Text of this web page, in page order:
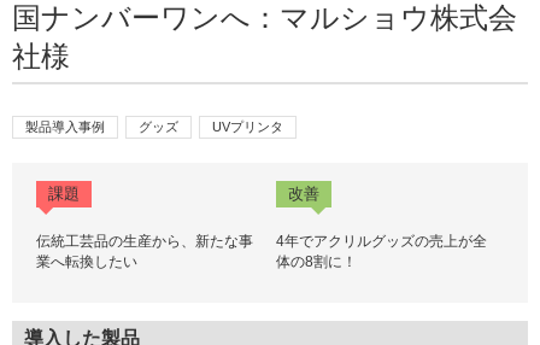
国ナンバーワンへ：マルショウ株式会
社様
製品導入事例 グッズ UVプリンタ
課題 改善
伝統工芸品の生産から、新たな事
業へ転換したい
4年でアクリルグッズの売上が全
体の8割に！
導入した製品